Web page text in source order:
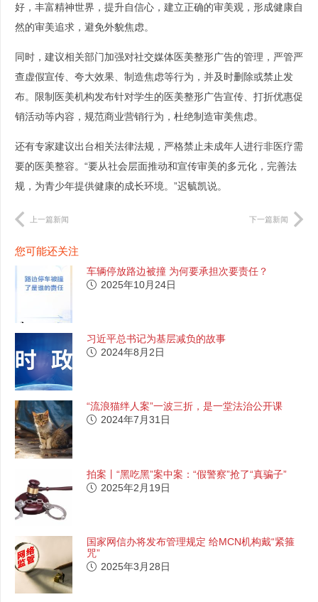
好，丰富精神世界，提升自信心，建立正确的审美观，形成健康自
然的审美追求，避免外貌焦虑。
同时，建议相关部门加强对社交媒体医美整形广告的管理，严管严
查虚假宣传、夸大效果、制造焦虑等行为，并及时删除或禁止发
布。限制医美机构发布针对学生的医美整形广告宣传、打折优惠促
销活动等内容，规范商业营销行为，杜绝制造审美焦虑。
还有专家建议出台相关法律法规，严格禁止未成年人进行非医疗需
要的医美整容。“要从社会层面推动和宣传审美的多元化，完善法
规，为青少年提供健康的成长环境。”迟毓凯说。
上一篇新闻 下一篇新闻
您可能还关注
车辆停放路边被撞 为何要承担次要责任？
2025年10月24日
习近平总书记为基层减负的故事
2024年8月2日
“流浪猫绊人案”一波三折，是一堂法治公开课
2024年7月31日
拍案丨“黑吃黑”案中案：“假警察”抢了“真骗子”
2025年2月19日
国家网信办将发布管理规定 给MCN机构戴“紧箍
咒”
2025年3月28日